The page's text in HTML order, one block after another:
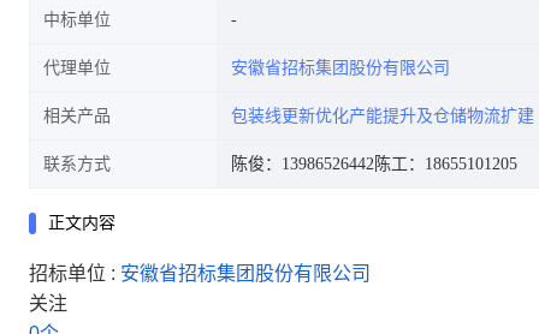
中标单位
代理单位 安徽省招标集团股份有限公司
相关产品 包装线更新优化产能提升及仓储物流扩建
联系方式 陈俊：13986526442陈工：18655101205
正文内容
招标单位 : 安徽省招标集团股份有限公司
关注